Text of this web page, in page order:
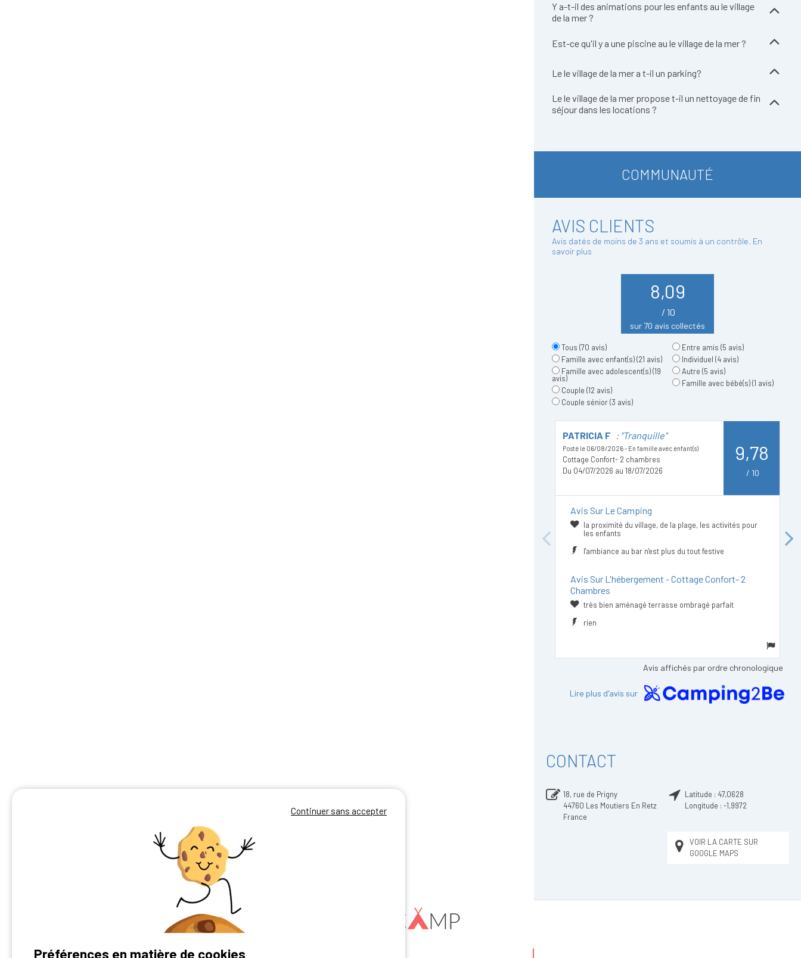
Y a-t-il des animations pour les enfants au le village
de la mer ?
Est-ce qu'il y a une piscine au le village de la mer ?
Le le village de la mer a t-il un parking?
Le le village de la mer propose t-il un nettoyage de fin
séjour dans les locations ?
COMMUNAUTÉ
AVIS CLIENTS
Avis datés de moins de 3 ans et soumis à un contrôle. En
savoir plus
8,09
/ 10
sur 70 avis collectés
Tous (70 avis)
Famille avec enfant(s)(21 avis)
Famille avec adolescent(s)(19
avis)
Couple (12 avis)
Couple sénior(3 avis)
Entre amis (5 avis)
Individuel (4 avis)
Autre (5 avis)
Famille avec bébé(s)(1 avis)
Previous
PATRICIA F : "Tranquille"
Posté le 06/08/2026 - En famille avec enfant(s)
Cottage Confort- 2 chambres
Du 04/07/2026 au 18/07/2026
9,78
/ 10
Avis Sur Le Camping
la proximité du village, de la plage, les activités pour
les enfants
l'ambiance au bar n'est plus du tout festive
Avis Sur L'hébergement - Cottage Confort- 2
Chambres
très bien aménagé terrasse ombragé parfait
rien
Next
Avis affichés par ordre chronologique
Lire plus d'avis sur
CONTACT
18, rue de Prigny
44760 Les Moutiers En Retz
France
Latitude : 47,0628
Longitude : -1,9972
VOIR LA CARTE SUR
GOOGLE MAPS
Continuer sans accepter
Préférences en matière de cookies